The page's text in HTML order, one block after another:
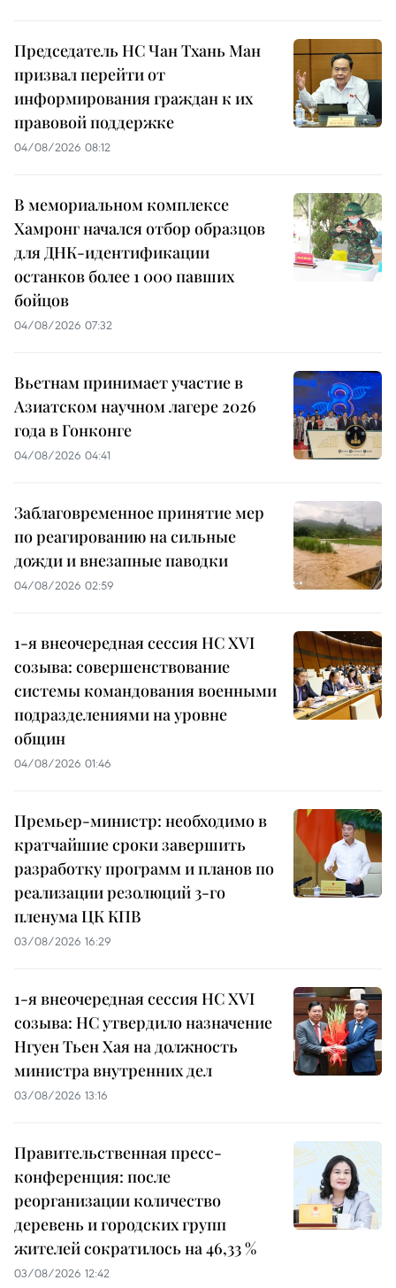
Председатель НС Чан Тхань Ман
призвал перейти от
информирования граждан к их
правовой поддержке
04/08/2026 08:12
В мемориальном комплексе
Хамронг начался отбор образцов
для ДНК-идентификации
останков более 1 000 павших
бойцов
04/08/2026 07:32
Вьетнам принимает участие в
Азиатском научном лагере 2026
года в Гонконге
04/08/2026 04:41
Заблаговременное принятие мер
по реагированию на сильные
дожди и внезапные паводки
04/08/2026 02:59
1-я внеочередная сессия НС XVI
созыва: совершенствование
системы командования военными
подразделениями на уровне
общин
04/08/2026 01:46
Премьер-министр: необходимо в
кратчайшие сроки завершить
разработку программ и планов по
реализации резолюций 3-го
пленума ЦК КПВ
03/08/2026 16:29
1-я внеочередная сессия НС XVI
созыва: НС утвердило назначение
Нгуен Тьен Хая на должность
министра внутренних дел
03/08/2026 13:16
Правительственная пресс-
конференция: после
реорганизации количество
деревень и городских групп
жителей сократилось на 46,33 %
03/08/2026 12:42